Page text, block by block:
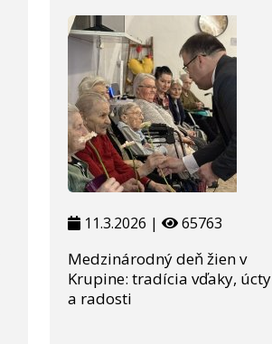
11.3.2026 | 65763
Medzinárodný deň žien v
Krupine: tradícia vďaky, úcty
a radosti